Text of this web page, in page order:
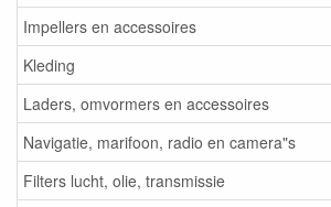
Impellers en accessoires
Kleding
Laders, omvormers en accessoires
Navigatie, marifoon, radio en camera"s
Filters lucht, olie, transmissie